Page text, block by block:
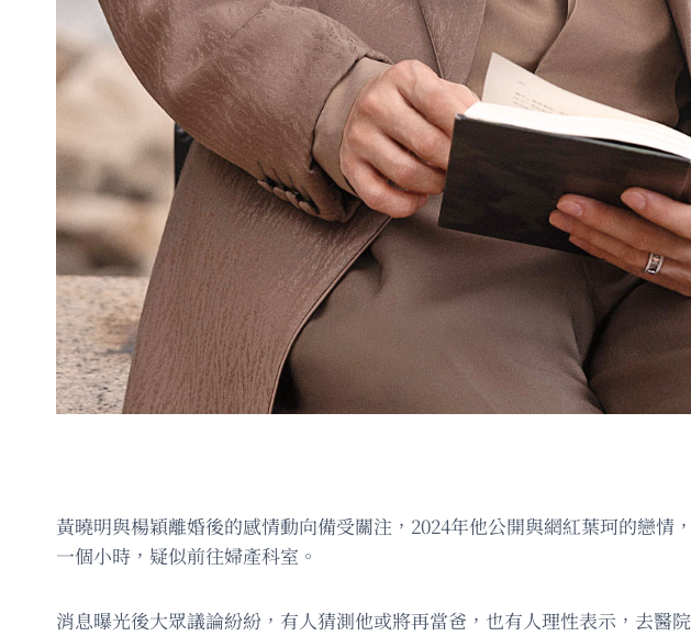
黃曉明與楊穎離婚後的感情動向備受關注，2024年他公開與網紅葉珂的戀
一個小時，疑似前往婦產科室。
消息曝光後大眾議論紛紛，有人猜測他或將再當爸，也有人理性表示，去醫